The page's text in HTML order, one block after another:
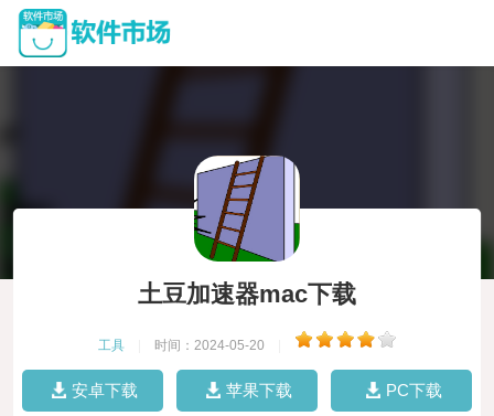
土豆加速器mac下载
工具 时间：2024-05-20
安卓下载 苹果下载 PC下载